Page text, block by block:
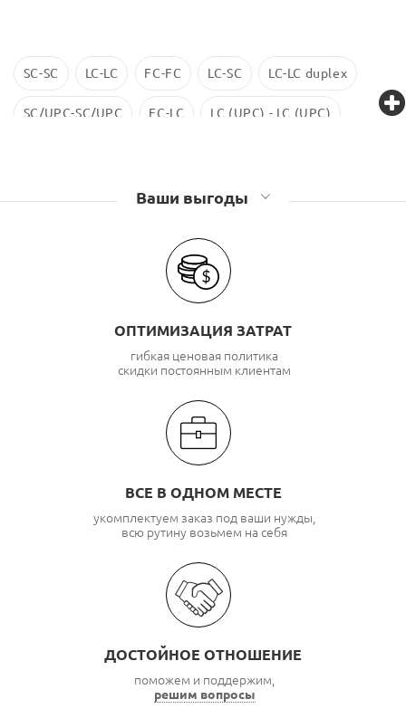
SC-SC LC-LC FC-FC LC-SC LC-LC duplex
SC/UPC-SC/UPC FC-LC LC (UPC) - LC (UPC)
Ваши выгоды
ОПТИМИЗАЦИЯ ЗАТРАТ
гибкая ценовая политика
скидки постоянным клиентам
ВСЕ В ОДНОМ МЕСТЕ
укомплектуем заказ под ваши нужды,
всю рутину возьмем на себя
ДОСТОЙНОЕ ОТНОШЕНИЕ
поможем и поддержим,
решим вопросы